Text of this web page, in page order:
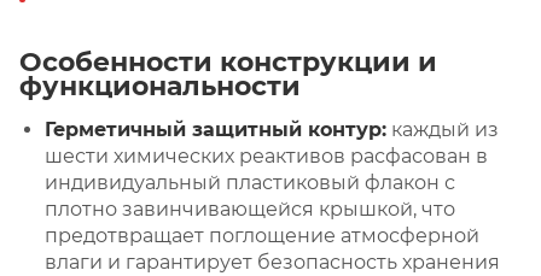
Особенности конструкции и
функциональности
Герметичный защитный контур: каждый из
шести химических реактивов расфасован в
индивидуальный пластиковый флакон с
плотно завинчивающейся крышкой, что
предотвращает поглощение атмосферной
влаги и гарантирует безопасность хранения